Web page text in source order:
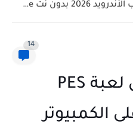
أفضل ألعاب الأندرويد 2026 بدون نت Offline للأجهزة الضعيفة
14
متطلبات تشغيل لعبة PES